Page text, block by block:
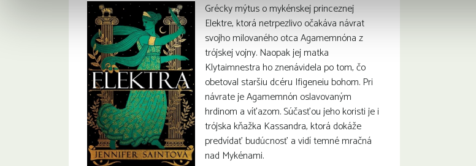
Grécky mýtus o mykénskej princeznej
Elektre, ktorá netrpezlivo očakáva návrat
svojho milovaného otca Agamemnóna z
trójskej vojny. Naopak jej matka
Klytaimnestra ho znenávidela po tom, čo
obetoval staršiu dcéru Ifigeneiu bohom. Pri
návrate je Agamemnón oslavovaným
hrdinom a víťazom. Súčasťou jeho koristi je i
trójska kňažka Kassandra, ktorá dokáže
predvídať budúcnosť a vidí temné mračná
nad Mykénami.